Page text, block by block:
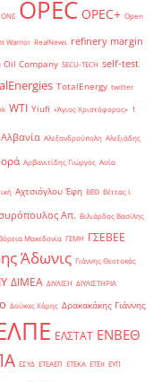
OPEC OPEC+ Open
Warrior RealNews refinery margin
Oil Company SECU-TECH self-test
TotalEnergy twitter
WTI Yiufi «Άγιος Χριστόφορος» ΄1
Αλβανία Αλεξανδρούπολη Αλεξιάδης
Αρβανιτίδης Γιώργος Ασία
Αχτσιόγλου Έφη ΒΕΘ Βέττας Ι.
Απ. Βιλιάρδος Βασίλης
Μακεδονία ΓΕΜΗ ΓΣΕΒΕΕ
Άδωνις Γιάννης Θεοτοκάς
ΔΙΜΕΑ ΔΙΥΛΙΣΗ ΔΙΥΛΙΣΤΗΡΙΑ
Δούκας Χάρης Δρακακάκης Γιάννης
ΕΛΣΤΑΤ ΕΝΒΕΘ
ΕΣΥΔ ΕΤΕΑΕΠ ΕΤΕΚΑ ΕΤΕπ ΕΥΠ